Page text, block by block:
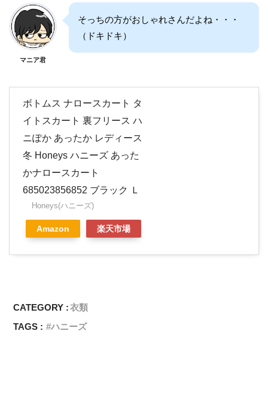
マニア君
そっちの方がおしゃれさんだよね・・・
（ドキドキ）
ボトムス ナロースカート タ
イトスカート 裏フリース ハ
ニぽか あったか レディース
冬 Honeys ハニーズ あった
かナロースカート
685023856852 ブラック Ｌ
Honeys(ハニーズ)
Amazon 楽天市場
CATEGORY :衣類
TAGS :
ハニーズ